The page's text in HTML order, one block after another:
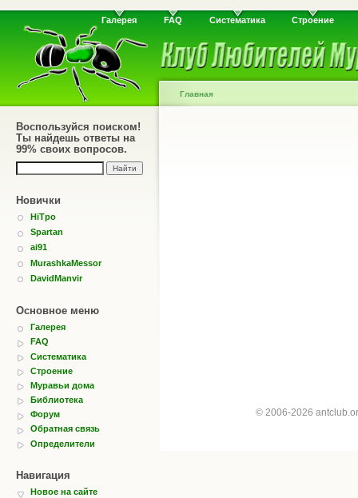
Галерея FAQ Систематика Строение
Воспользуйся поиском!
Ты найдешь ответы на
99% своих вопросов.
Новички
HiTpo
Spartan
ai91
MurashkaMessor
DavidManvir
Основное меню
Галерея
FAQ
Систематика
Строение
Муравьи дома
Библиотека
Форум
Обратная связь
Определители
Навигация
Новое на сайте
Главная
© 2006-2026